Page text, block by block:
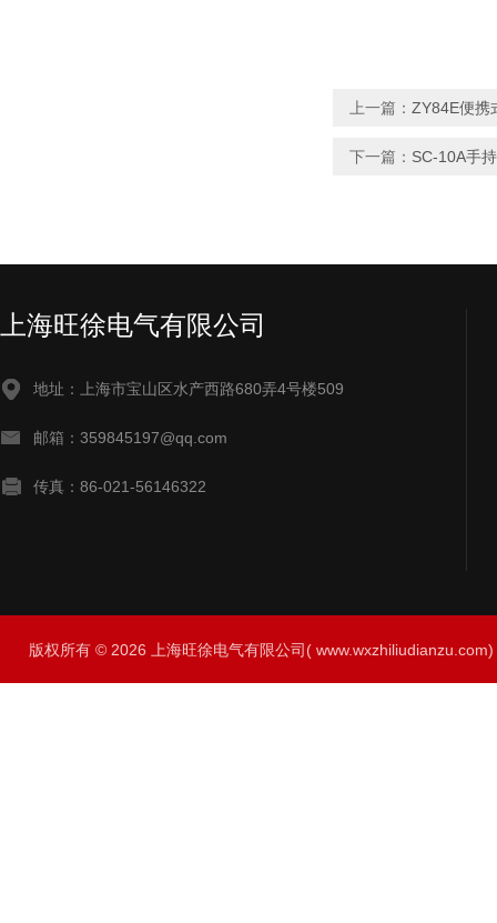
上一篇： ZY84E便携
下一篇： SC-10A手
上海旺徐电气有限公司
地址：上海市宝山区水产西路680弄4号楼509
邮箱：359845197@qq.com
传真：86-021-56146322
版权所有 © 2026 上海旺徐电气有限公司(